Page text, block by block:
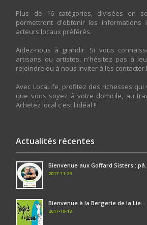
Plus de 16 catégories, divisées en
permettront d'obtenir les informations
acteurs locaux préférés.
Aidez-nous à grandir. Si vous
artisans ou artistes, n'hésitez pas à
rejoindre ou à nous inviter à les
Avec LocaLife, profitez des richesses
que vous soyez à votre domicile, au
Achetez local c'est l'idéal !!
Actualités récentes
Bienvenue aux Goffard Sisters : pâ...
2017-11-29
Bienvenue à la Bergerie de la Lie...
2017-10-18